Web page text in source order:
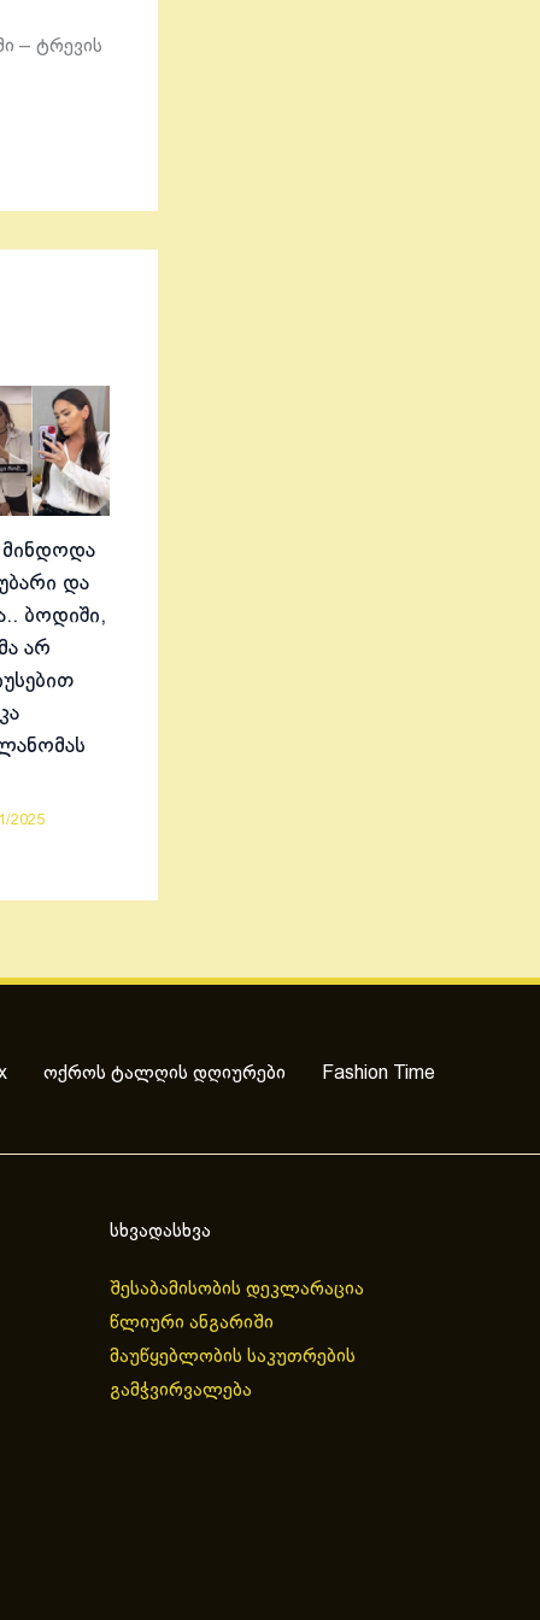
– ტრევის
და
ბოდიში,
არ
2025
ოქროს ტალღის დღიურები Fashion Time
სხვადასხვა
შესაბამისობის დეკლარაცია
წლიური ანგარიში
მაუწყებლობის საკუთრების
გამჭვირვალება